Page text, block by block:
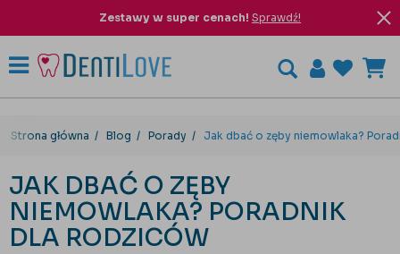
Zestawy w super cenach! Sprawdź!
Strona główna Blog Porady Jak dbać o zęby niemowlaka?
JAK DBAĆ O ZĘBY
NIEMOWLAKA? PORADNIK
DLA RODZICÓW